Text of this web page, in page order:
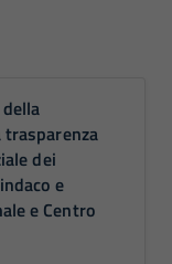
trasparenza
dei
e
e Centro